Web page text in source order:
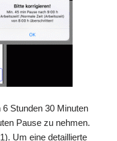
Stunden 30 Minuten
Pause zu nehmen.
Um eine detaillierte